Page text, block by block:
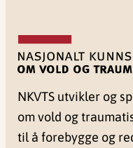
NKVTS utvikler og
om vold og
til å forebygge og